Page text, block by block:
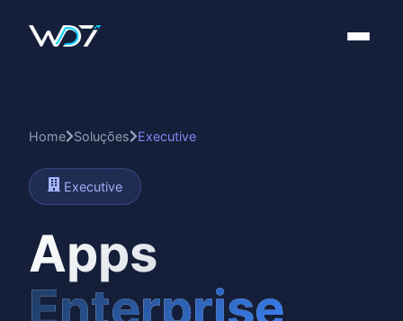
Home Soluções Executive
Executive
Apps
Enterprise